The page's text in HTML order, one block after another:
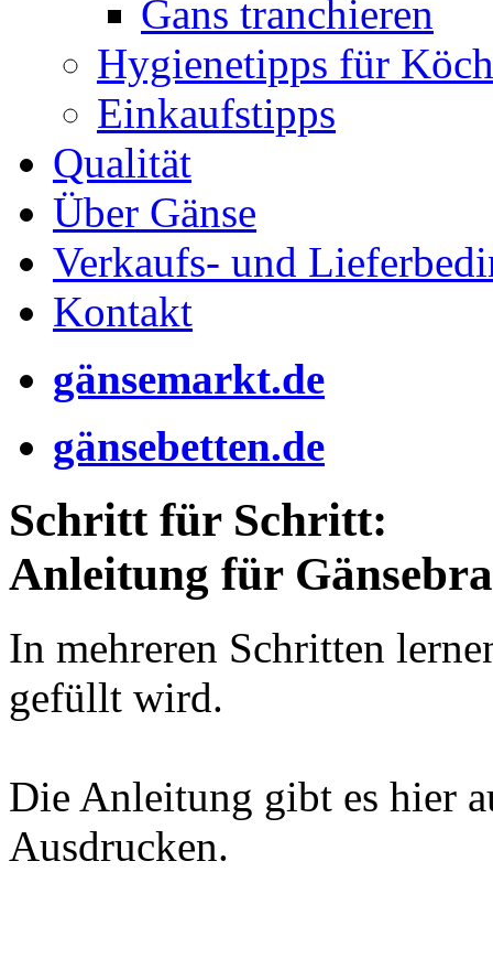
Gans tranchieren
Hygienetipps für
Einkaufstipps
Qualität
Über Gänse
Verkaufs- und
Kontakt
gänsemarkt.de
gänsebetten.de
Schritt für Schritt:
Anleitung für
In mehreren Schritten
gefüllt wird.
Die Anleitung gibt es hier
Ausdrucken.